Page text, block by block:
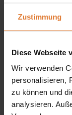
Zustimmung
Diese Webseite
Wir verwenden
personalisieren,
zu können und
analysieren.
150 x 60 x 213
Schubladen
eleganter
Ideal für dein